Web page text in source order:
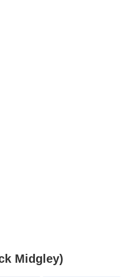
Midgley)